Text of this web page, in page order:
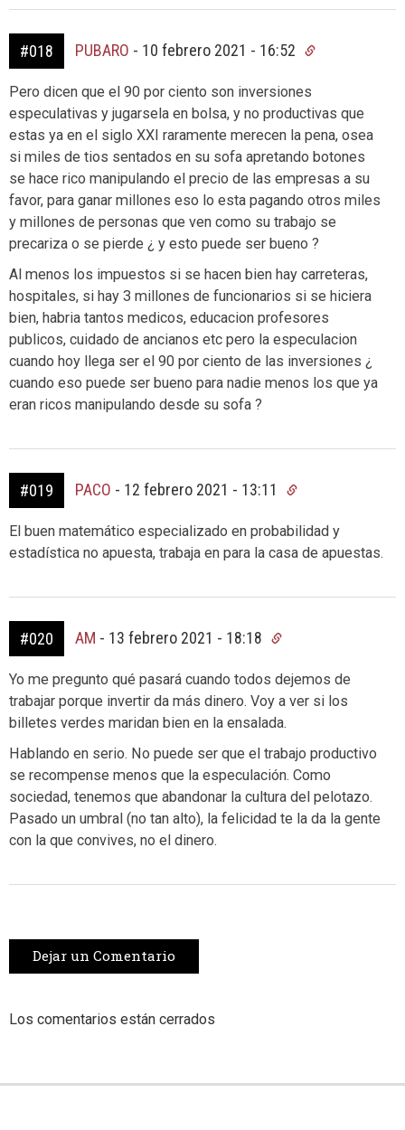
#018 PUBARO - 10 febrero 2021 - 16:52
Pero dicen que el 90 por ciento son inversiones
especulativas y jugarsela en bolsa, y no productivas que
estas ya en el siglo XXI raramente merecen la pena, osea
si miles de tios sentados en su sofa apretando botones
se hace rico manipulando el precio de las empresas a su
favor, para ganar millones eso lo esta pagando otros miles
y millones de personas que ven como su trabajo se
precariza o se pierde ¿ y esto puede ser bueno ?
Al menos los impuestos si se hacen bien hay carreteras,
hospitales, si hay 3 millones de funcionarios si se hiciera
bien, habria tantos medicos, educacion profesores
publicos, cuidado de ancianos etc pero la especulacion
cuando hoy llega ser el 90 por ciento de las inversiones ¿
cuando eso puede ser bueno para nadie menos los que ya
eran ricos manipulando desde su sofa ?
#019 PACO - 12 febrero 2021 - 13:11
El buen matemático especializado en probabilidad y
estadística no apuesta, trabaja en para la casa de apuestas.
#020 AM - 13 febrero 2021 - 18:18
Yo me pregunto qué pasará cuando todos dejemos de
trabajar porque invertir da más dinero. Voy a ver si los
billetes verdes maridan bien en la ensalada.
Hablando en serio. No puede ser que el trabajo productivo
se recompense menos que la especulación. Como
sociedad, tenemos que abandonar la cultura del pelotazo.
Pasado un umbral (no tan alto), la felicidad te la da la gente
con la que convives, no el dinero.
Dejar un Comentario
Los comentarios están cerrados